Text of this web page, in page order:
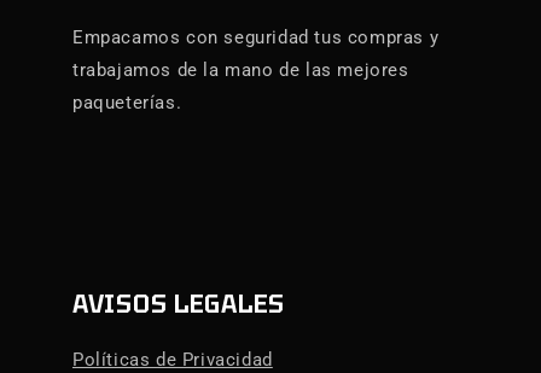
Empacamos con seguridad tus compras y
trabajamos de la mano de las mejores
paqueterías.
AVISOS LEGALES
Políticas de Privacidad